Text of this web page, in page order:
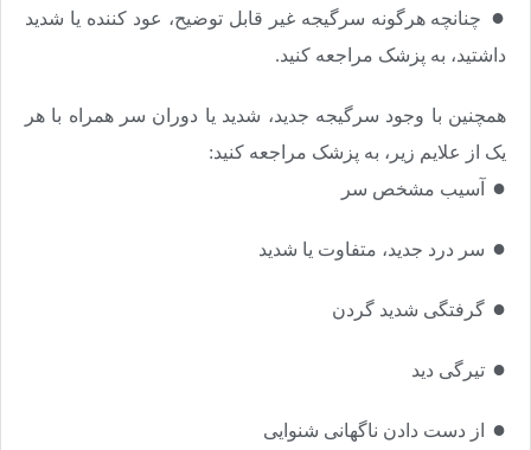
●​​​​​​​ چنانچه هرگونه سرگیجه غیر قابل توضیح، عود کننده یا شدید
داشتید، به پزشک مراجعه کنید.
همچنین با وجود سرگیجه جدید، شدید یا دوران سر همراه با هر
یک از علایم زیر، به پزشک مراجعه کنید:
●​​​​​​​ آسیب مشخص سر
●​​​​​​​ سر درد جدید، متفاوت یا شدید
●​​​​​​​ گرفتگی شدید گردن
●​​​​​​​ تیرگی دید
●​​​​​​​ از دست دادن ناگهانی شنوایی